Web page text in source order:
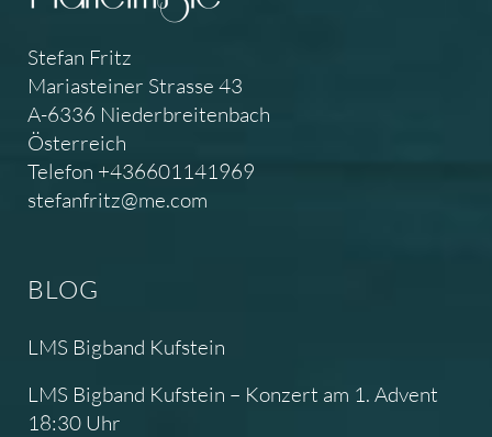
Stefan Fritz
Mariasteiner Strasse 43
A-6336 Niederbreitenbach
Österreich
Telefon +436601141969
stefanfritz@me.com
BLOG
LMS Bigband Kufstein
LMS Bigband Kufstein – Konzert am 1. Advent
18:30 Uhr